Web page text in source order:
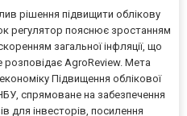
рішення підвищити облікову
регулятор пояснює зростанням
загальної інфляції, що
розповідає AgroReview. Мета
Підвищення облікової
спрямоване на забезпечення
для інвесторів, посилення